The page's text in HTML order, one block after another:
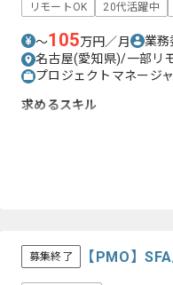
リモートOK 20代活躍中
〜105万円／月 業
名古屋(愛知県)/一部リ
プロジェクトマネージ
求めるスキル
募集終了 【PMO】